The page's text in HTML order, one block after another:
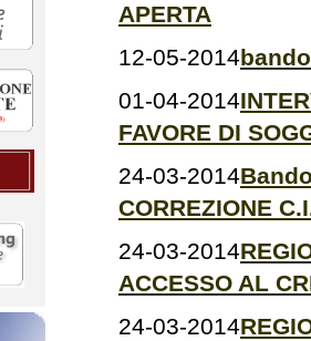
APERTA
12-05-2014
01-04-2014
FAVORE DI
24-03-2014
CORREZIONE
24-03-2014
ACCESSO AL
24-03-2014